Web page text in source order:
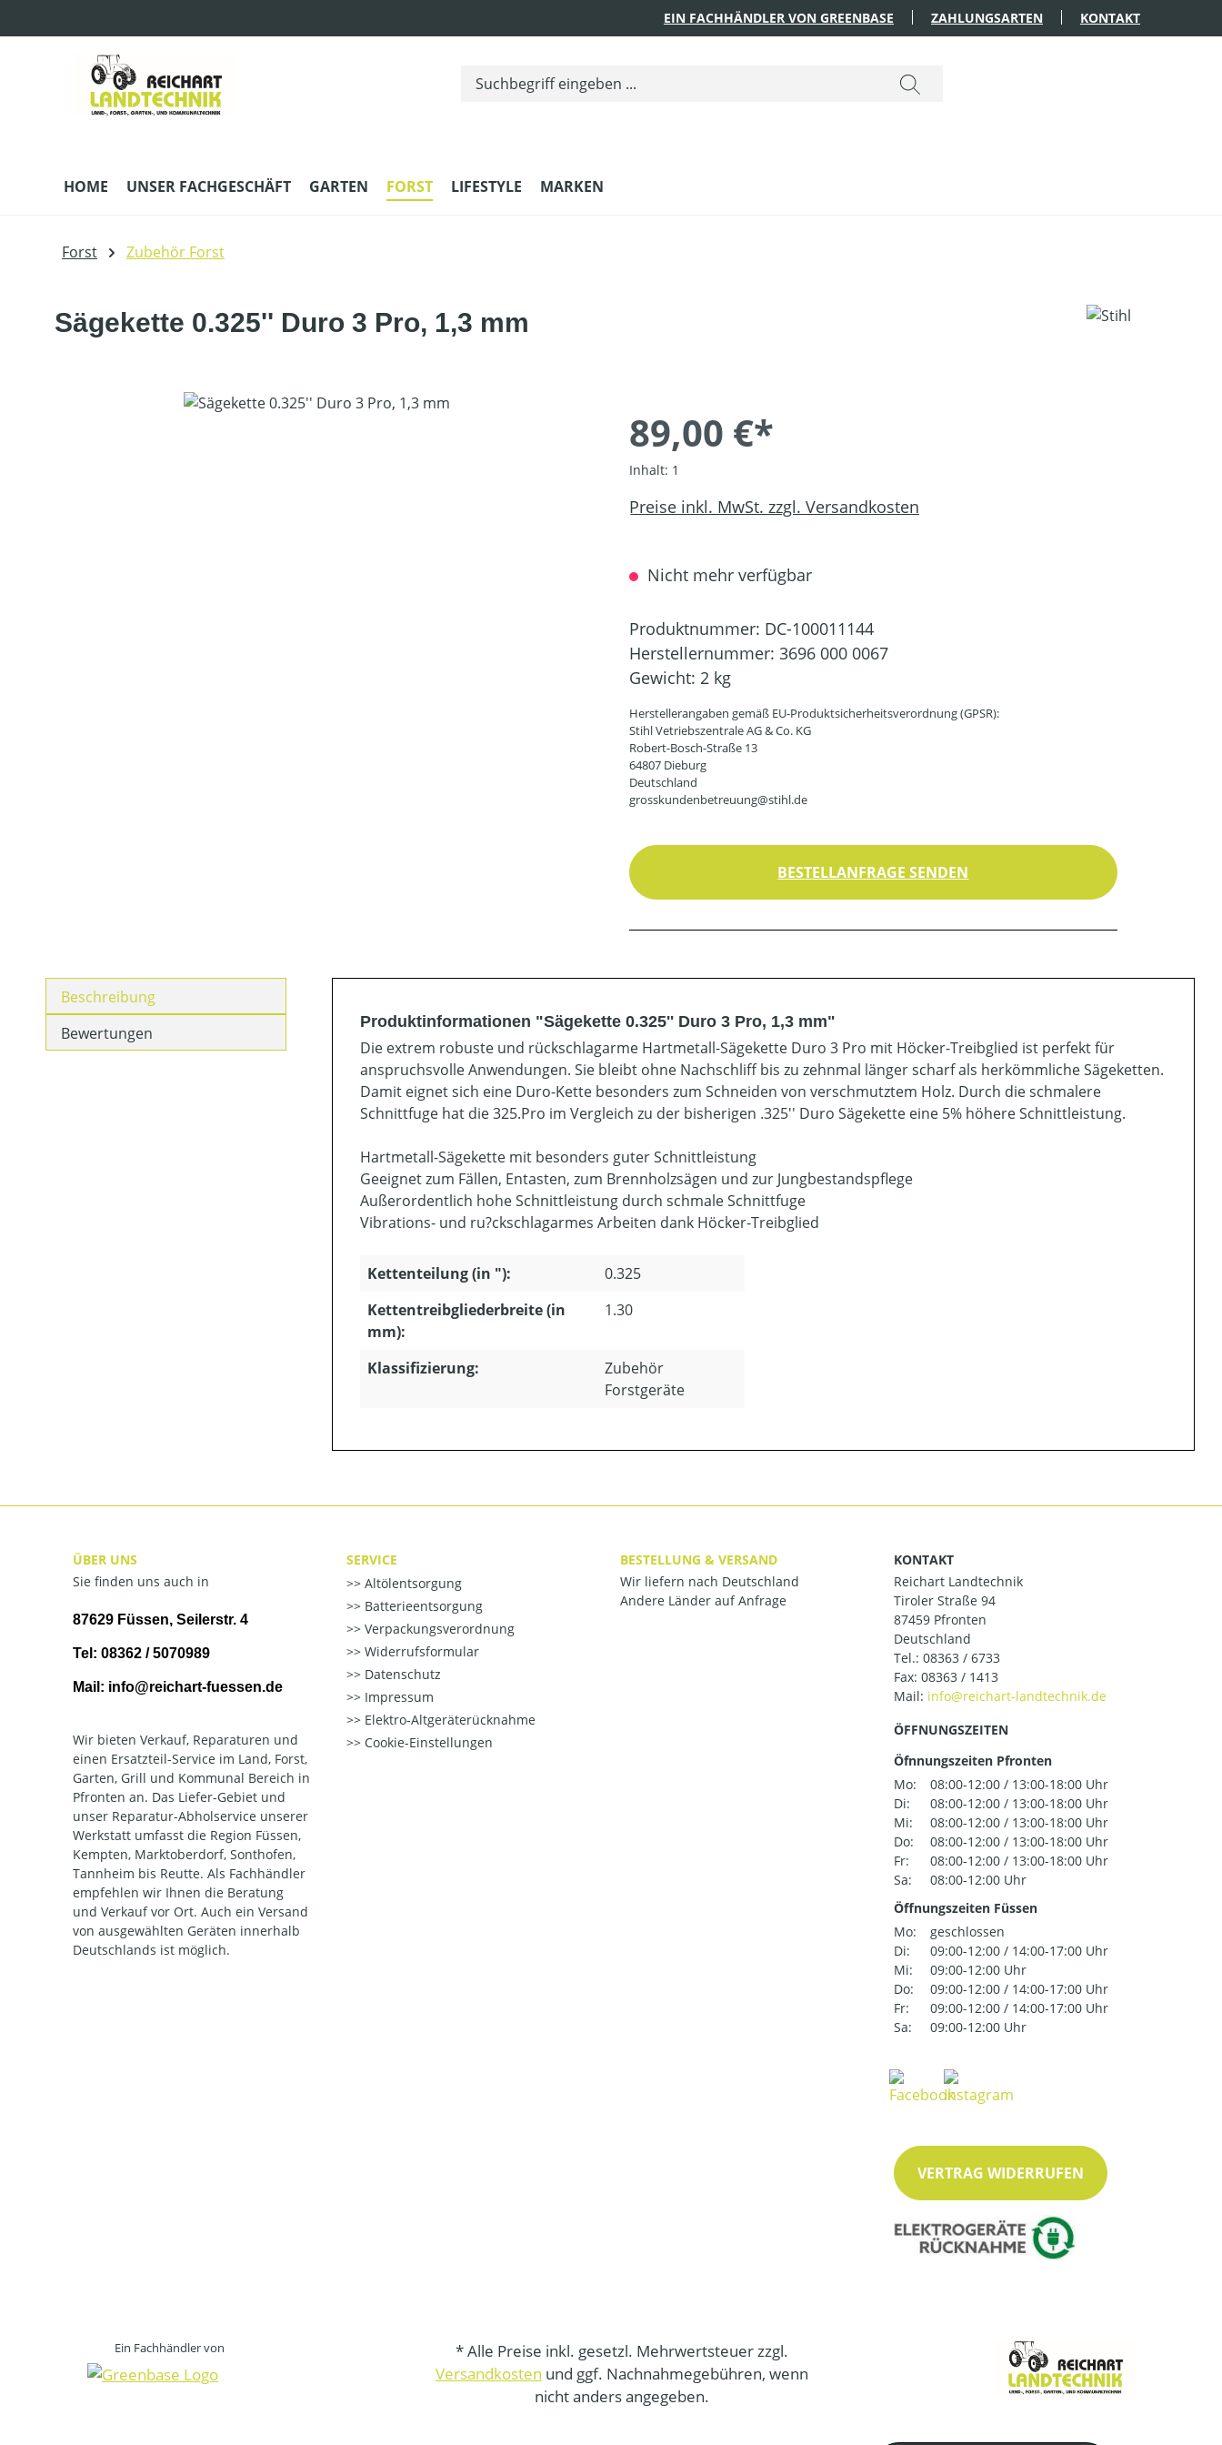
EIN FACHHÄNDLER VON GREENBASE ZAHLUNGSARTEN KONTAKT
HOME UNSER FACHGESCHÄFT GARTEN FORST LIFESTYLE MARKEN
Forst Zubehör Forst
Sägekette 0.325'' Duro 3 Pro, 1,3 mm
Bildergalerie überspringen
89,00 €*
Inhalt: 1
Preise inkl. MwSt. zzgl. Versandkosten
Nicht mehr verfügbar
Produktnummer: DC-100011144
Herstellernummer: 3696 000 0067
Gewicht: 2 kg
Herstellerangaben gemäß EU-Produktsicherheitsverordnung (GPSR):
Stihl Vetriebszentrale AG & Co. KG
Robert-Bosch-Straße 13
64807 Dieburg
Deutschland
grosskundenbetreuung@stihl.de
BESTELLANFRAGE SENDEN
Beschreibung
Bewertungen
Produktinformationen "Sägekette 0.325'' Duro 3 Pro, 1,3 mm"
Die extrem robuste und rückschlagarme Hartmetall-Sägekette Duro 3 Pro mit Höcker-Treibglied ist perfekt für
anspruchsvolle Anwendungen. Sie bleibt ohne Nachschliff bis zu zehnmal länger scharf als herkömmliche Sägeketten.
Damit eignet sich eine Duro-Kette besonders zum Schneiden von verschmutztem Holz. Durch die schmalere
Schnittfuge hat die 325.Pro im Vergleich zu der bisherigen .325'' Duro Sägekette eine 5% höhere Schnittleistung.
Hartmetall-Sägekette mit besonders guter Schnittleistung
Geeignet zum Fällen, Entasten, zum Brennholzsägen und zur Jungbestandspflege
Außerordentlich hohe Schnittleistung durch schmale Schnittfuge
Vibrations- und ru?ckschlagarmes Arbeiten dank Höcker-Treibglied
Kettenteilung (in "):
0.325
Kettentreibgliederbreite (in
mm):
1.30
Klassifizierung:
Zubehör
Forstgeräte
ÜBER UNS
Sie finden uns auch in
87629 Füssen, Seilerstr. 4
Tel: 08362 / 5070989
Mail: info@reichart-fuessen.de
Wir bieten Verkauf, Reparaturen und
einen Ersatzteil-Service im Land, Forst,
Garten, Grill und Kommunal Bereich in
Pfronten an. Das Liefer-Gebiet und
unser Reparatur-Abholservice unserer
Werkstatt umfasst die Region Füssen,
Kempten, Marktoberdorf, Sonthofen,
Tannheim bis Reutte. Als Fachhändler
empfehlen wir Ihnen die Beratung
und Verkauf vor Ort. Auch ein Versand
von ausgewählten Geräten innerhalb
Deutschlands ist möglich.
SERVICE
Altölentsorgung
Batterieentsorgung
Verpackungsverordnung
Widerrufsformular
Datenschutz
Impressum
Elektro-Altgeräterücknahme
Cookie-Einstellungen
BESTELLUNG & VERSAND
Wir liefern nach Deutschland
Andere Länder auf Anfrage
KONTAKT
Reichart Landtechnik
Tiroler Straße 94
87459 Pfronten
Deutschland
Tel.: 08363 / 6733
Fax: 08363 / 1413
Mail:
ÖFFNUNGSZEITEN
Öfnnungszeiten Pfronten
Mo:
08:00-12:00 / 13:00-18:00 Uhr
Di:
08:00-12:00 / 13:00-18:00 Uhr
Mi:
08:00-12:00 / 13:00-18:00 Uhr
Do:
08:00-12:00 / 13:00-18:00 Uhr
Fr:
08:00-12:00 / 13:00-18:00 Uhr
Sa:
08:00-12:00 Uhr
Öffnungszeiten Füssen
Mo:
geschlossen
Di:
09:00-12:00 / 14:00-17:00 Uhr
Mi:
09:00-12:00 Uhr
Do:
09:00-12:00 / 14:00-17:00 Uhr
Fr:
09:00-12:00 / 14:00-17:00 Uhr
Sa:
09:00-12:00 Uhr
VERTRAG WIDERRUFEN
Ein Fachhändler von
* Alle Preise inkl. gesetzl. Mehrwertsteuer zzgl.
Versandkosten und ggf. Nachnahmegebühren, wenn
nicht anders angegeben.